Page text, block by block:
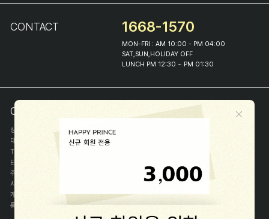
CONTACT 1668-1570
MON-FRI : AM 10:00 - PM 04:00
SAT,SUN,HOLIDAY OFF
LUNCH PM 12:30 ~ PM 01:30
COMPANY INFO
상호
(주)해피프린스
대표
이화진
TEL
E-MAIL
주소
사업자등록번호
개인정보관리자
이화진
통신판매신고번호
제 2018-서울종로-1384 호[사업자정보확인]